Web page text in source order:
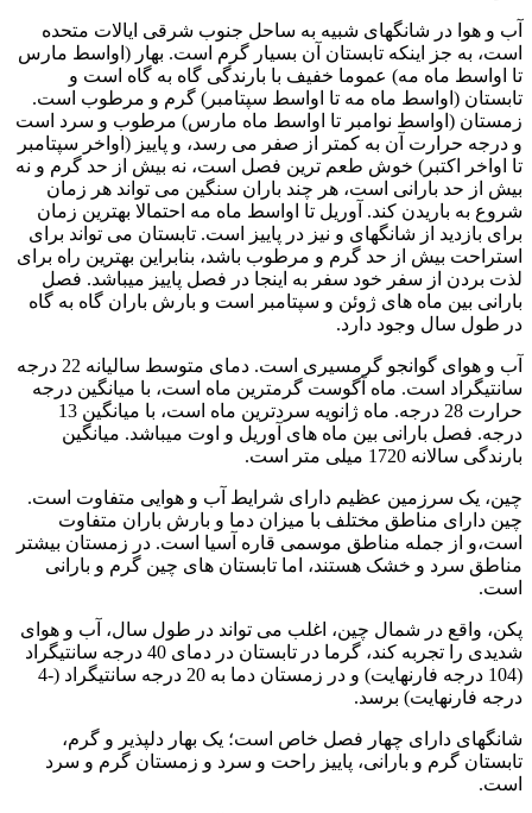
آب و هوا در شانگهای شبیه به ساحل جنوب شرقی ایالات متحده
است، به جز اینکه تابستان آن بسیار گرم است. بهار (اواسط مارس
تا اواسط ماه مه) عموما خفیف با بارندگی گاه به گاه است و
تابستان (اواسط ماه مه تا اواسط سپتامبر) گرم و مرطوب است.
زمستان (اواسط نوامبر تا اواسط ماه مارس) مرطوب و سرد است
و درجه حرارت آن به کمتر از صفر می رسد، و پاییز (اواخر سپتامبر
تا اواخر اکتبر) خوش طعم ترین فصل است، نه بیش از حد گرم و نه
بیش از حد بارانی است، هر چند باران سنگین می تواند هر زمان
شروع به باریدن کند. آوریل تا اواسط ماه مه احتمالا بهترین زمان
برای بازدید از شانگهای و نیز در پاییز است. تابستان می تواند برای
استراحت بیش از حد گرم و مرطوب باشد، بنابراین بهترین راه برای
لذت بردن از سفر خود سفر به اینجا در فصل پاییز میباشد. فصل
بارانی بین ماه های ژوئن و سپتامبر است و بارش باران گاه به گاه
در طول سال وجود دارد.
آب و هوای گوانجو گرمسیری است. دمای متوسط سالیانه 22 درجه
سانتیگراد است. ماه آگوست گرمترین ماه است، با میانگین درجه
حرارت 28 درجه. ماه ژانویه سردترین ماه است، با میانگین 13
درجه. فصل بارانی بین ماه های آوریل و اوت میباشد. میانگین
بارندگی سالانه 1720 میلی متر است.
چین، یک سرزمین عظیم دارای شرایط آب و هوایی متفاوت است.
چین دارای مناطق مختلف با میزان دما و بارش باران متفاوت
است،و از جمله مناطق موسمی قاره آسیا است. در زمستان بیشتر
مناطق سرد و خشک هستند، اما تابستان های چین گرم و بارانی
است.
پکن، واقع در شمال چین، اغلب می تواند در طول سال، آب و هوای
شدیدی را تجربه کند، گرما در تابستان در دمای 40 درجه سانتیگراد
(104 درجه فارنهایت) و در زمستان دما به 20 درجه سانتیگراد (-4
درجه فارنهایت) برسد.
شانگهای دارای چهار فصل خاص است؛ یک بهار دلپذیر و گرم،
تابستان گرم و بارانی، پاییز راحت و سرد و زمستان گرم و سرد
است.